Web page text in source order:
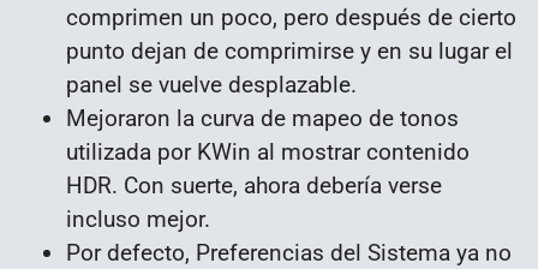
comprimen un poco, pero después de cierto
punto dejan de comprimirse y en su lugar el
panel se vuelve desplazable.
Mejoraron la curva de mapeo de tonos
utilizada por KWin al mostrar contenido
HDR. Con suerte, ahora debería verse
incluso mejor.
Por defecto, Preferencias del Sistema ya no